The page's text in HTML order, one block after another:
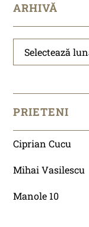
ARHIVĂ
Arhivă
PRIETENI
Ciprian Cucu
Mihai Vasilescu
Manole 10